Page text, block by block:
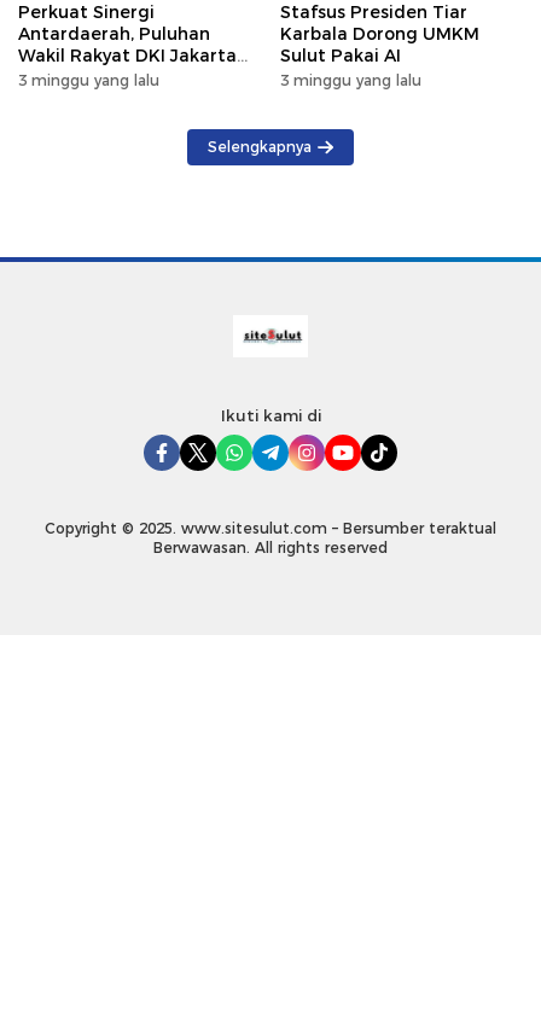
Perkuat Sinergi
Antardaerah, Puluhan
Wakil Rakyat DKI Jakarta
Gelar Kunker di DPRD Sulut
3 minggu yang lalu
Stafsus Presiden Tiar
Karbala Dorong UMKM
Sulut Pakai AI
3 minggu yang lalu
Selengkapnya
Ikuti kami di
Copyright © 2025. www.sitesulut.com – Bersumber teraktual
Berwawasan. All rights reserved